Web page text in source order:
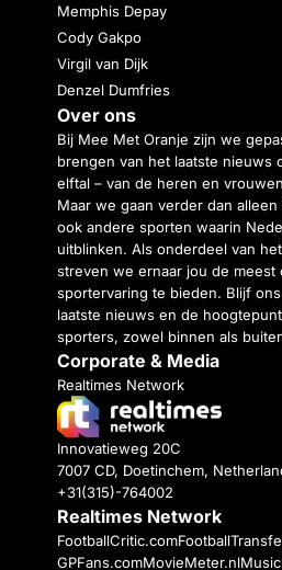
Memphis Depay
Cody Gakpo
Virgil van Dijk
Denzel Dumfries
Over ons
Bij Mee Met Oranje zijn we
brengen van het laatste nieuws
elftal – van de heren en
Maar we gaan verder dan
ook andere sporten waarin
uitblinken. Als onderdeel van
streven we ernaar jou de meest
sportervaring te bieden. Blijf
laatste nieuws en de
sporters, zowel binnen als
Corporate & Media
Realtimes Network
Innovatieweg 20C
7007 CD, Doetinchem,
+31(315)-764002
Realtimes Network
FootballCritic.com
GPFans.comMovieMeter.nl